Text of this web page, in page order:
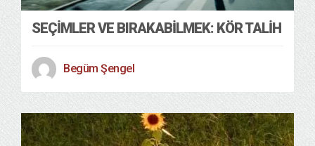
SEÇIMLER VE BIRAKABILMEK: KÖR TALIH
Begüm Şengel